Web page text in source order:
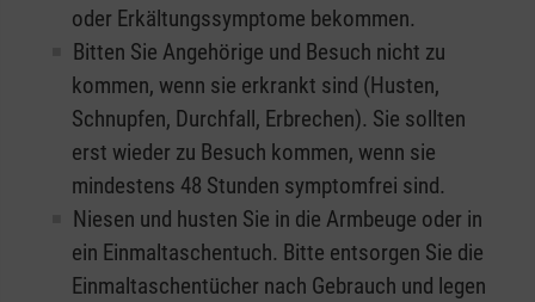
oder Erkältungssymptome bekommen.
Bitten Sie Angehörige und Besuch nicht zu
kommen, wenn sie erkrankt sind (Husten,
Schnupfen, Durchfall, Erbrechen). Sie sollten
erst wieder zu Besuch kommen, wenn sie
mindestens 48 Stunden symptomfrei sind.
Niesen und husten Sie in die Armbeuge oder in
ein Einmaltaschentuch. Bitte entsorgen Sie die
Einmaltaschentücher nach Gebrauch und legen